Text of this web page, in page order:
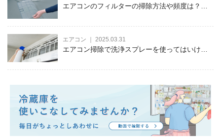
エアコンのフィルターの掃除方法や頻度は？そ
エアコン ｜ 2025.03.31
エアコン掃除で洗浄スプレーを使ってはいけな
除する方法をご紹介